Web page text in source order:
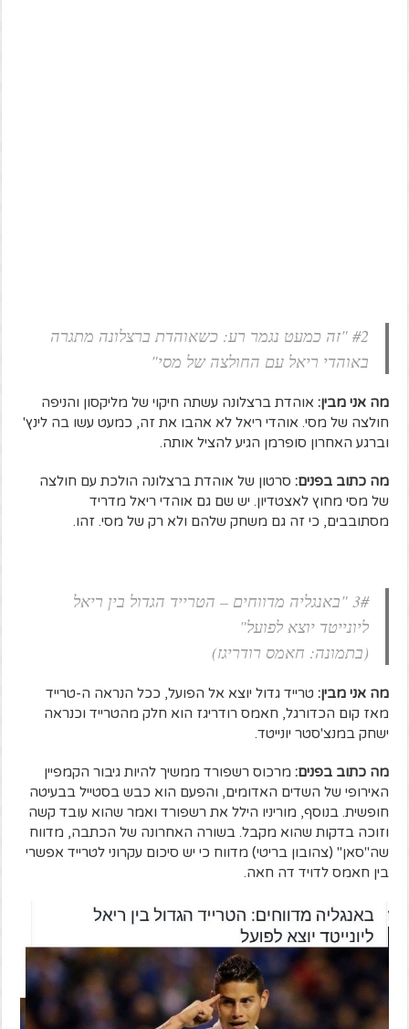
#2 "זה כמעט נגמר רע: כשאוהדת ברצלונה מתגרה
באוהדי ריאל עם החולצה של מסי"
מה אני מבין: אוהדת ברצלונה עשתה חיקוי של מליקסון והניפה
חולצה של מסי. אוהדי ריאל לא אהבו את זה, כמעט עשו בה לינץ'
וברגע האחרון סופרמן הגיע להציל אותה.
מה כתוב בפנים: סרטון של אוהדת ברצלונה הולכת עם חולצה
של מסי מחוץ לאצטדיון. יש שם גם אוהדי ריאל מדריד
מסתובבים, כי זה גם משחק שלהם ולא רק של מסי. זהו.
3# "באנגליה מדווחים – הטרייד הגדול בין ריאל
ליונייטד יוצא לפועל"
(בתמונה: חאמס רודריגז)
מה אני מבין: טרייד גדול יוצא אל הפועל, ככל הנראה ה-טרייד
מאז קום הכדורגל, חאמס רודריגז הוא חלק מהטרייד וכנראה
ישחק במנצ'סטר יונייטד.
מה כתוב בפנים: מרכוס רשפורד ממשיך להיות גיבור הקמפיין
האירופי של השדים האדומים, והפעם הוא כבש בסטייל בבעיטה
חופשית. בנוסף, מוריניו הילל את רשפורד ואמר שהוא עובד קשה
וזוכה בדקות שהוא מקבל. בשורה האחרונה של הכתבה, מדווח
שה"סאן" (צהובון בריטי) מדווח כי יש סיכום עקרוני לטרייד אפשרי
בין חאמס לדויד דה חאה.